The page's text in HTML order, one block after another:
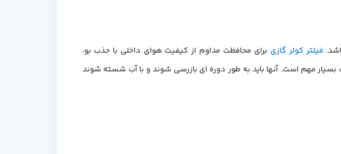
فیلتر کولر گازی برای محافظت مداوم از کیفیت هوای داخلی با جذب بو،
مهم است. آنها باید به طور دوره ای بازرسی شوند و با آب شسته شوند